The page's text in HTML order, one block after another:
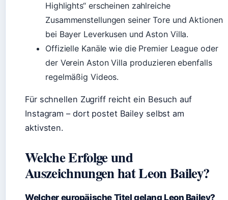
Highlights“ erscheinen zahlreiche
Zusammenstellungen seiner Tore und Aktionen
bei Bayer Leverkusen und Aston Villa.
Offizielle Kanäle wie die Premier League oder
der Verein Aston Villa produzieren ebenfalls
regelmäßig Videos.
Für schnellen Zugriff reicht ein Besuch auf
Instagram – dort postet Bailey selbst am
aktivsten.
Welche Erfolge und
Auszeichnungen hat Leon Bailey?
Welcher europäische Titel gelang Leon Bailey?